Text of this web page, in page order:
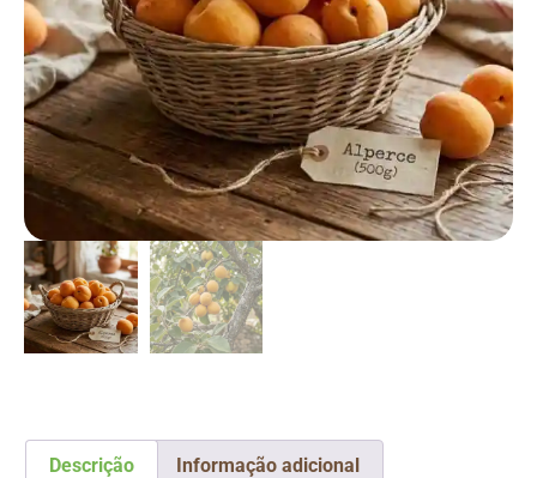
Descrição Informação adicional